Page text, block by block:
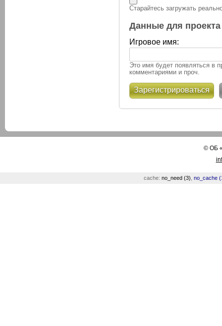
Старайтесь загружать
Данные для
Игровое имя:
Это имя будет появляться в
комментариями и проч.
Зарегистрироваться
©ОБ
cache: no_need (3) no_cache